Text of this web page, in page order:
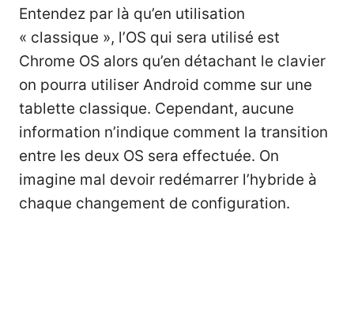
Entendez par là qu’en utilisation
« classique », l’OS qui sera utilisé est
Chrome OS alors qu’en détachant le clavier
on pourra utiliser Android comme sur une
tablette classique. Cependant, aucune
information n’indique comment la transition
entre les deux OS sera effectuée. On
imagine mal devoir redémarrer l’hybride à
chaque changement de configuration.